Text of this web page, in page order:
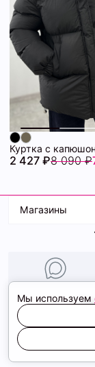
2 427 ₽8 090 ₽
Магазины
ТК Терминал
ТРК Континент
Мы используем